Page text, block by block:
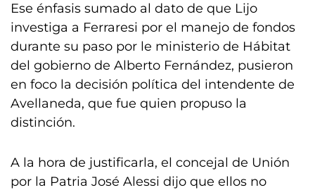
Ese énfasis sumado al dato de que Lijo
investiga a Ferraresi por el manejo de fondos
durante su paso por le ministerio de Hábitat
del gobierno de Alberto Fernández, pusieron
en foco la decisión política del intendente de
Avellaneda, que fue quien propuso la
distinción.
A la hora de justificarla, el concejal de Unión
por la Patria José Alessi dijo que ellos no